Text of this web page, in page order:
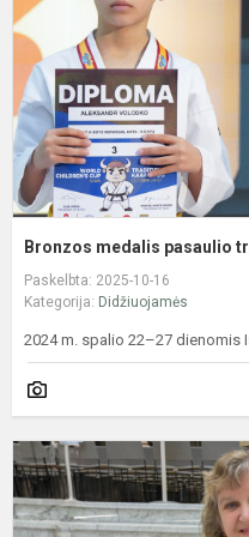
Bronzos medalis pasaulio
Paskelbta: 2025-10-16
Kategorija: Didžiuojamės
2024 m. spalio 22–27 dienomis